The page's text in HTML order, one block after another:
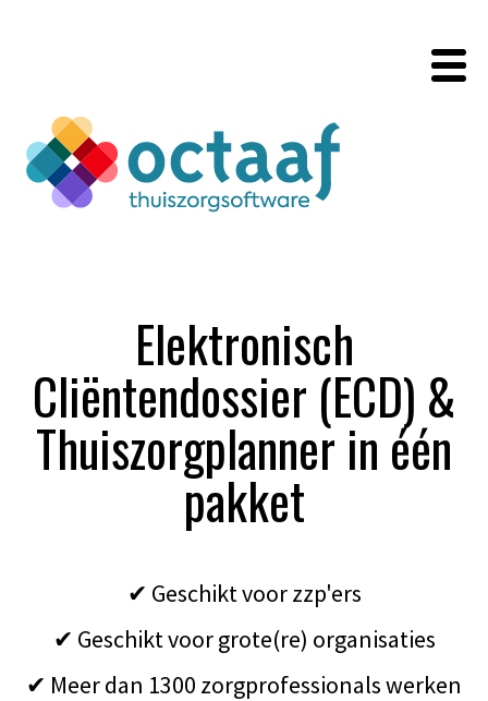
Elektronisch
Cliëntendossier (ECD) &
Thuiszorgplanner in één
pakket
✔ Geschikt voor zzp'ers
✔ Geschikt voor grote(re) organisaties
✔ Meer dan 1300 zorgprofessionals werken